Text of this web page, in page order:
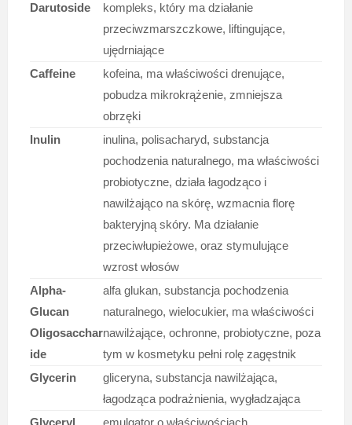
Darutoside
kompleks, który ma działanie
przeciwzmarszczkowe, liftingujące,
ujędrniające
Caffeine
kofeina, ma właściwości drenujące,
pobudza mikrokrążenie, zmniejsza
obrzęki
Inulin
inulina, polisacharyd, substancja
pochodzenia naturalnego, ma właściwości
probiotyczne, działa łagodząco i
nawilżająco na skórę, wzmacnia florę
bakteryjną skóry. Ma działanie
przeciwłupieżowe, oraz stymulujące
wzrost włosów
Alpha-
Glucan
Oligosacchar
ide
alfa glukan, substancja pochodzenia
naturalnego, wielocukier, ma właściwości
nawilżające, ochronne, probiotyczne, poza
tym w kosmetyku pełni rolę zagęstnik
Glycerin
gliceryna, substancja nawilżająca,
łagodząca podrażnienia, wygładzająca
Glyceryl
emulgator o właściwościach